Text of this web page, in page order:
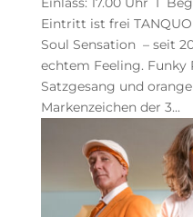
Eintritt ist frei
Soul Sensation – seit
echtem Feeling.
Satzgesang und
Markenzeichen der 3...